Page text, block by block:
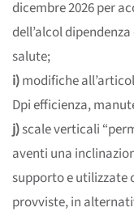
dicembre 2026 per
dell’alcol
salute;
i)modifiche
Dpi efficienza,
j)scale verticali
aventi una
supporto e utilizzate
provviste, in